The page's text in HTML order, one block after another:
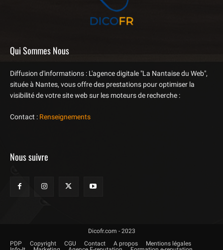
Qui Sommes Nous
Diffusion d'informations : L'agence digitale "La Nantaise du Web",
située à Nantes, vous offre des prestations pour optimiser la
visibilité de votre site web sur les moteurs de recherche :
Contact : Renseignements
Nous suivre
Dicofr.com - 2023
PDP
Copyright CGU Contact A propos
Mentions légales